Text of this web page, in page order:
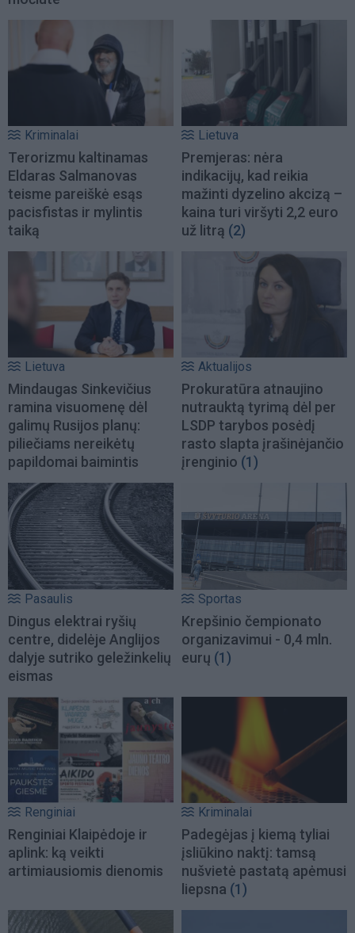
Kriminalai
Terorizmu kaltinamas
Eldaras Salmanovas
teisme pareiškė esąs
pacisfistas ir mylintis
taiką
Lietuva
Premjeras: nėra
indikacijų, kad reikia
mažinti dyzelino akcizą –
kaina turi viršyti 2,2 euro
už litrą (2)
Lietuva
Mindaugas Sinkevičius
ramina visuomenę dėl
galimų Rusijos planų:
piliečiams nereikėtų
papildomai baimintis
Aktualijos
Prokuratūra atnaujino
nutrauktą tyrimą dėl per
LSDP tarybos posėdį
rasto slapta įrašinėjančio
įrenginio (1)
Pasaulis
Dingus elektrai ryšių
centre, didelėje Anglijos
dalyje sutriko geležinkelių
eismas
Sportas
Krepšinio čempionato
organizavimui - 0,4 mln.
eurų (1)
Renginiai
Renginiai Klaipėdoje ir
aplink: ką veikti
artimiausiomis dienomis
Kriminalai
Padegėjas į kiemą tyliai
įsliūkino naktį: tamsą
nušvietė pastatą apėmusi
liepsna (1)